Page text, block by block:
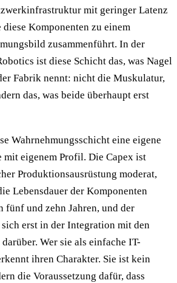
mit geringer Latenz
Komponenten zu einem
zusammenführt. In der
ist diese Schicht das, was Nagel
Fabrik nennt: nicht die Muskulatur,
das, was beide überhaupt erst
Wahrnehmungsschicht eine eigene
eigenem Profil. Die Capex ist
Produktionsausrüstung moderat,
Lebensdauer der Komponenten
fünf und zehn Jahren, und der
erst in der Integration mit den
Wer sie als einfache IT-
ihren Charakter. Sie ist kein
die Voraussetzung dafür, dass